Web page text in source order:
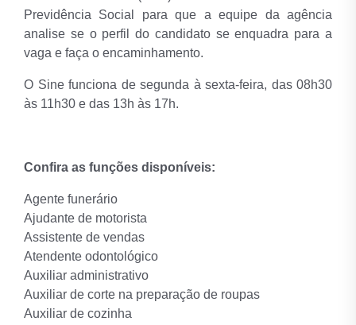
Previdência Social para que a equipe da agência
analise se o perfil do candidato se enquadra para a
vaga e faça o encaminhamento.
O Sine funciona de segunda à sexta-feira, das 08h30
às 11h30 e das 13h às 17h.
Confira as funções disponíveis:
Agente funerário
Ajudante de motorista
Assistente de vendas
Atendente odontológico
Auxiliar administrativo
Auxiliar de corte na preparação de roupas
Auxiliar de cozinha